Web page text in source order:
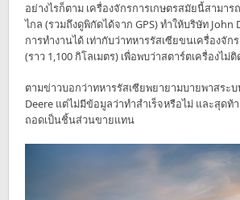
อย่างไรก็ตาม เครื่องจักรการเกษตรสมัยนี้สามา
ไกล (รวมถึงดูพิกัดได้จาก GPS) ทำให้บริษัท John
การทำงานได้ เท่ากับว่าทหารรัสเซียขนเครื่องจัก
(ราว 1,100 กิโลเมตร) เพื่อพบว่าสตาร์ตเครื่องไม่ติ
ตามข่าวบอกว่าทหารรัสเซียพยายามบายพาสระ
Deere แต่ไม่มีข้อมูลว่าทำสำเร็จหรือไม่ และสุดท้
ถอดเป็นชิ้นส่วนขายแทน